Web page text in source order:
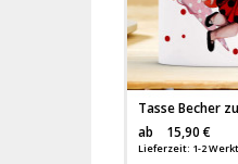
ab
15,90 €
Lieferzeit: 1-2